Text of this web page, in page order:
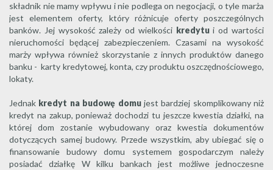
składnik nie mamy wpływu i nie podlega on negocjacji, o tyle marża
jest elementem oferty, który różnicuje oferty poszczególnych
banków. Jej wysokość zależy od wielkości kredytui od wartości
nieruchomości będącej zabezpieczeniem. Czasami na wysokość
marży wpływa również skorzystanie z innych produktów danego
banku - karty kredytowej, konta, czy produktu oszczędnościowego,
lokaty.
Jednak kredyt na budowę domujest bardziej skomplikowany niż
kredyt na zakup, ponieważ dochodzi tu jeszcze kwestia działki, na
której dom zostanie wybudowany oraz kwestia dokumentów
dotyczących samej budowy. Przede wszystkim, aby ubiegać się o
finansowanie budowy domu systemem gospodarczym należy
posiadać działkę W kilku bankach jest możliwe jednoczesne